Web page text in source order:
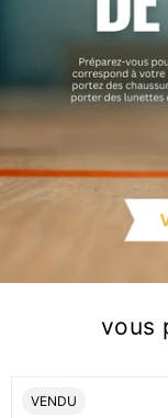
vous
ÉTIQUETTE
VENDU